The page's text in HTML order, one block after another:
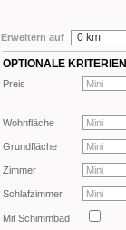
Erweitern auf 0 km
OPTIONALE KRITERIEN
Preis
Wohnfläche
Grundfläche
Zimmer
Schlafzimmer
Mit Schimmbad